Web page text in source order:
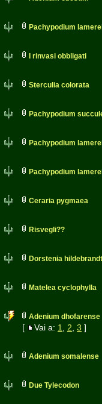
Pachypodium
I rinvasi obbligati
Sterculia colorata
Pachypodium
Pachypodium
Pachypodium
Ceraria pygmaea
Risvegli??
Dorstenia
Matelea cyclophylla
Adenium dhofarense
[ Vai a: 1 2 3 ]
Adenium somalense
Due Tylecodon